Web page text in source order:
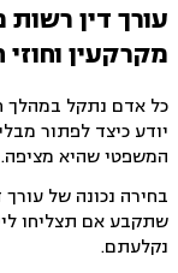
עורך דין
מקרקעין
כל אדם נתקל במהלך
יודע כיצד לפתור
המשפטי שהיא מציפה.
בחירה נכונה של
שתקבע אם תצליחו
נקלעתם.